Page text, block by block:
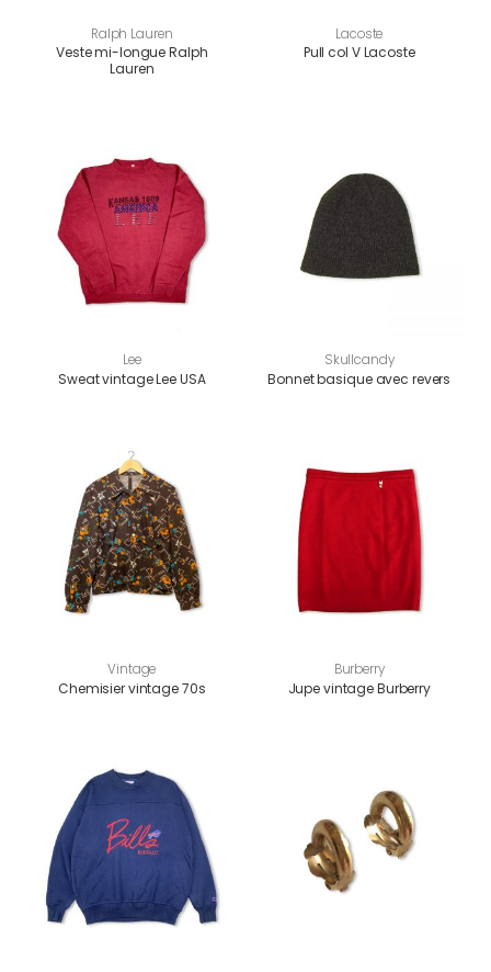
Ralph Lauren
Veste mi-longue Ralph
Lauren
Lacoste
Pull col V Lacoste
Lee
Sweat vintage Lee USA
Skullcandy
Bonnet basique avec revers
Vintage
Chemisier vintage 70s
Burberry
Jupe vintage Burberry